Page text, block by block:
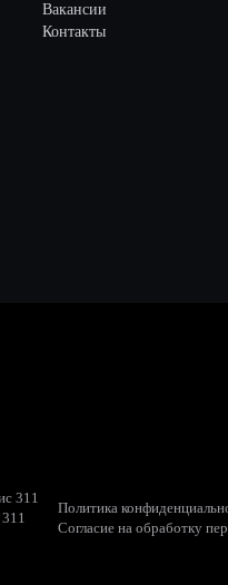
Вакансии
Контакты
311
Политика
Согласие на обработку